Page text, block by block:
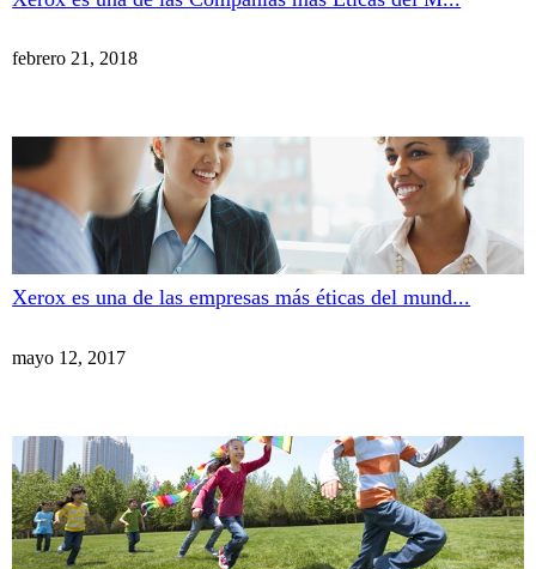
febrero 21, 2018
Xerox es una de las empresas más éticas del mund...
mayo 12, 2017